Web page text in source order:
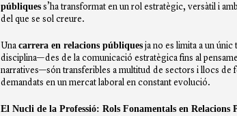
públiquess’ha transformat en un rol estratègic, versàtil i
del que se sol creure.
Una carrera en relacions públiquesja no es limita a un únic
disciplina—des de la comunicació estratègica fins al
narratives—són transferibles a multitud de sectors i llocs de
demandats en un mercat laboral en constant evolució.
El Nucli de la Professió: Rols Fonamentals en Relacions